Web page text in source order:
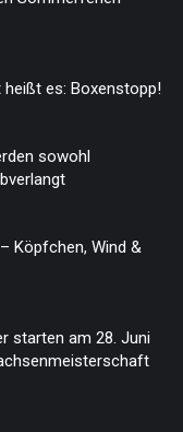
es: Boxenstopp!
sowohl
Köpfchen, Wind &
starten am 28. Juni